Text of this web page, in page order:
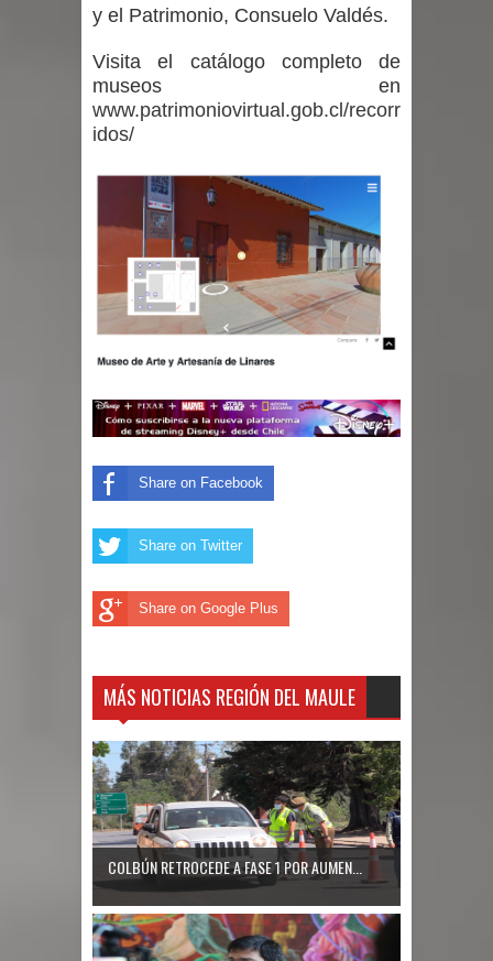
y el Patrimonio, Consuelo Valdés.
Visita el catálogo completo de
museos en
www.patrimoniovirtual.gob.cl/recorr
idos/
Share on Facebook
Share on Twitter
Share on Google Plus
MÁS NOTICIAS REGIÓN DEL MAULE
COLBÚN RETROCEDE A FASE 1 POR AUMEN...